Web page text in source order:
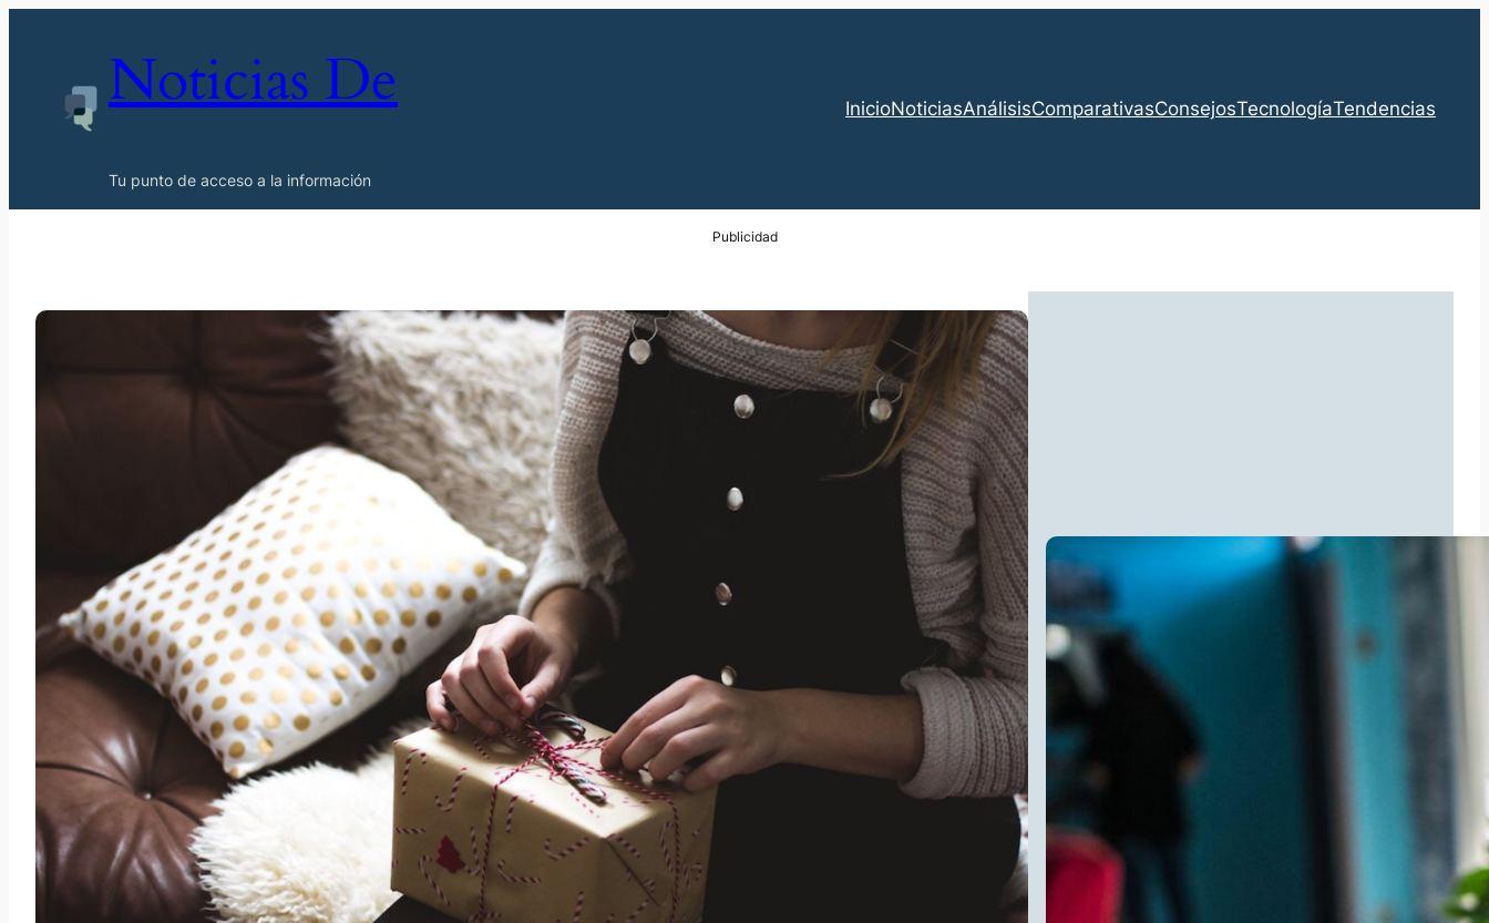
Noticias De
Tu punto de acceso a la información
InicioNoticiasAnálisisComparativasConsejosTecnologíaTendencias